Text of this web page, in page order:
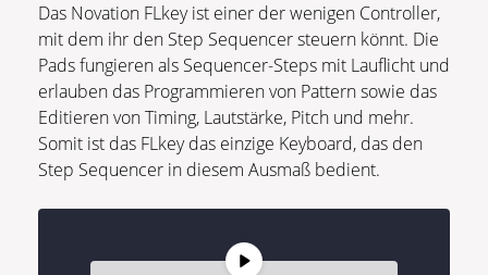
Das Novation FLkey ist einer der wenigen Controller,
mit dem ihr den Step Sequencer steuern könnt. Die
Pads fungieren als Sequencer-Steps mit Lauflicht und
erlauben das Programmieren von Pattern sowie das
Editieren von Timing, Lautstärke, Pitch und mehr.
Somit ist das FLkey das einzige Keyboard, das den
Step Sequencer in diesem Ausmaß bedient.